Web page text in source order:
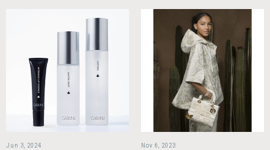
Jun 3, 2024 Nov 6, 2023